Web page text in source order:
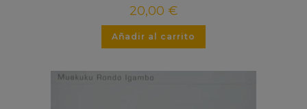
20,00 €
Añadir al carrito